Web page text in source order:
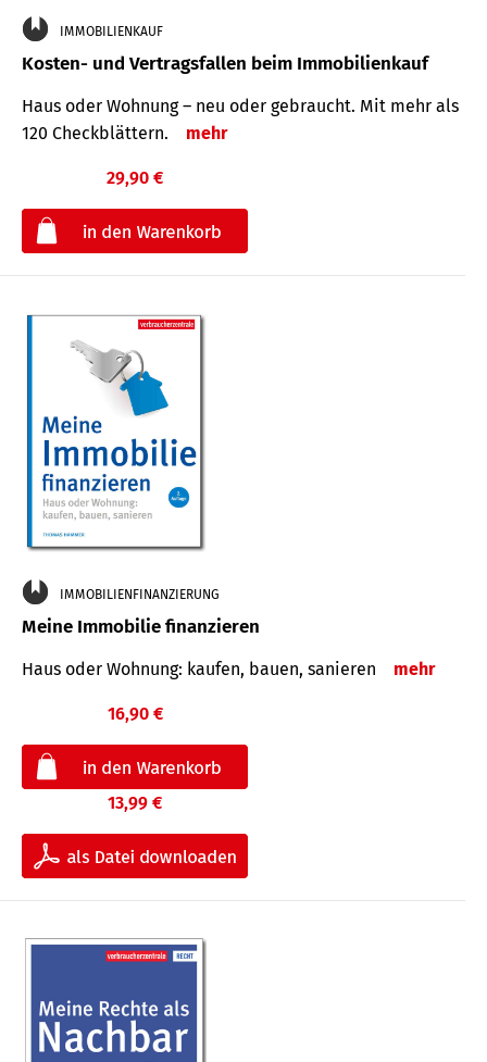
IMMOBILIENKAUF
Kosten- und Vertragsfallen beim Immobilienkauf
Haus oder Wohnung – neu oder gebraucht. Mit mehr als
120 Check­blättern.
mehr
29,90 €
IMMOBILIENFINANZIERUNG
Meine Immobilie finanzieren
Haus oder Wohnung: kaufen, bauen, sanieren mehr
16,90 €
13,99 €